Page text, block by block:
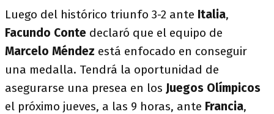
Luego del histórico triunfo 3-2 ante Italia,
Facundo Conte declaró que el equipo de
Marcelo Méndez está enfocado en conseguir
una medalla. Tendrá la oportunidad de
asegurarse una presea en los Juegos Olímpicos
el próximo jueves, a las 9 horas, ante Francia,